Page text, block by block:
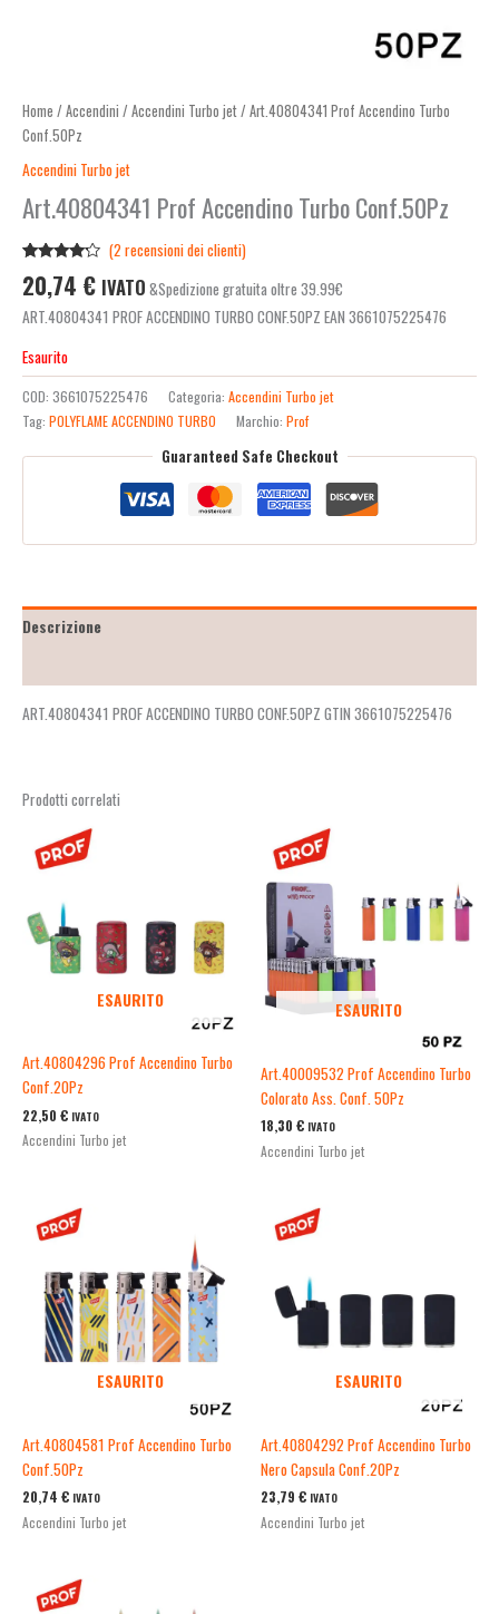
Home / Accendini / Accendini Turbo jet/ Art.40804341 Prof Accendino Turbo
Conf.50Pz
Accendini Turbo jet
Art.40804341 Prof Accendino Turbo Conf.50Pz
4.00
su
5 su
base di
(2 recensioni dei clienti)
20,74 € IVATO &Spedizione gratuita oltre 39.99€
ART.40804341 PROF ACCENDINO TURBO CONF.50PZ EAN 3661075225476
Esaurito
COD: 3661075225476 Categoria: Accendini Turbo jet
Tag: POLYFLAME ACCENDINO TURBO Marchio: Prof
Guaranteed Safe Checkout
Descrizione
ART.40804341 PROF ACCENDINO TURBO CONF.50PZ GTIN 3661075225476
Prodotti correlati
ESAURITO
Art.40804296 Prof Accendino Turbo
Conf.20Pz
22,50 € IVATO
Accendini Turbo jet
ESAURITO
Art.40009532 Prof Accendino Turbo
Colorato Ass. Conf. 50Pz
18,30 € IVATO
Accendini Turbo jet
ESAURITO
Art.40804581 Prof Accendino Turbo
Conf.50Pz
20,74 € IVATO
Accendini Turbo jet
ESAURITO
Art.40804292 Prof Accendino Turbo
Nero Capsula Conf.20Pz
23,79 € IVATO
Accendini Turbo jet